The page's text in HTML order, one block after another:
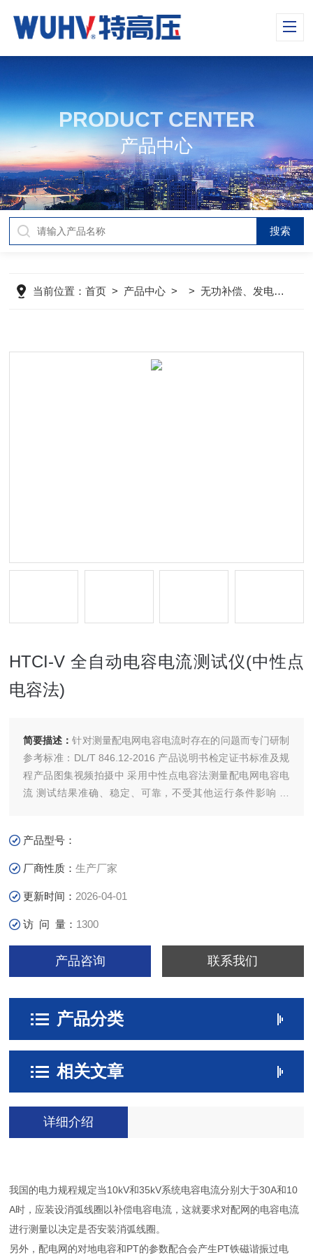
PRODUCT CENTER
产品中心
当前位置：首页 > 产品中心 > >无功补偿、发电机检测仪器
HTCI-V 全自动电容电流测试仪(中性点
电容法)
简要描述：针对测量配电网电容电流时存在的问题而专门研制
参考标准：DL/T 846.12-2016 产品说明书检定证书标准及规
程产品图集视频拍摄中 采用中性点电容法测量配电网电容电
流 测试结果准确、稳定、可靠，不受其他运行条件影响 安
产品型号：
厂商性质：生产厂家
更新时间： 2026-04-01
访 问 量： 1300
产品咨询 联系我们
产品分类
相关文章
详细介绍
我国的电力规程规定当10kV和35kV系统电容电流分别大于30A和10
A时，应装设消弧线圈以补偿电容电流，这就要求对配网的电容电流
进行测量以决定是否安装消弧线圈。
另外，配电网的对地电容和PT的参数配合会产生PT铁磁谐振过电